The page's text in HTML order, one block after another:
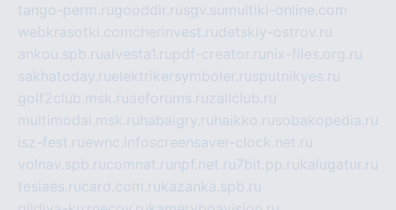
tango-perm.rugooddir.rusgv.su multiki-online.com
webkrasotki.comcherinvest.rudetskiy-ostrov.ru
ankou.spb.rualvesta1.rupdf-creator.ru nix-files.org.ru
sakhatoday.ruelektrikersymboler.rusputnikyes.ru
golf2club.msk.ruaeforums.ruzallclub.ru
multimodal.msk.ru habaigry.ru haikko.rusobakopedia.ru
isz-fest.ruewnc.infoscreensaver-clock.net.ru
volnav.spb.rucomnat.ru npf.net.ru7bit.pp.rukalugatur.ru
tesiaes.rucard.com.rukazanka.spb.ru